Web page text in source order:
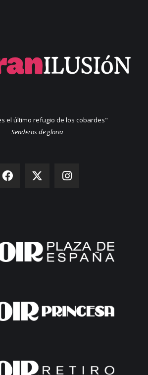
el último refugio de los cobardes"
Senderos de gloria